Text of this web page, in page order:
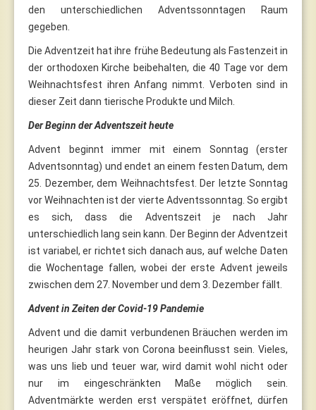
den unterschiedlichen Adventssonntagen Raum
gegeben.
Die Adventzeit hat ihre frühe Bedeutung als Fastenzeit in
der orthodoxen Kirche beibehalten, die 40 Tage vor dem
Weihnachtsfest ihren Anfang nimmt. Verboten sind in
dieser Zeit dann tierische Produkte und Milch.
Der Beginn der Adventszeit heute
Advent beginnt immer mit einem Sonntag (erster
Adventsonntag) und endet an einem festen Datum, dem
25. Dezember, dem Weihnachtsfest. Der letzte Sonntag
vor Weihnachten ist der vierte Adventssonntag. So ergibt
es sich, dass die Adventszeit je nach Jahr
unterschiedlich lang sein kann. Der Beginn der Adventzeit
ist variabel, er richtet sich danach aus, auf welche Daten
die Wochentage fallen, wobei der erste Advent jeweils
zwischen dem 27. November und dem 3. Dezember fällt.
Advent in Zeiten der Covid-19 Pandemie
Advent und die damit verbundenen Bräuchen werden im
heurigen Jahr stark von Corona beeinflusst sein. Vieles,
was uns lieb und teuer war, wird damit wohl nicht oder
nur im eingeschränkten Maße möglich sein.
Adventmärkte werden erst verspätet eröffnet, dürfen